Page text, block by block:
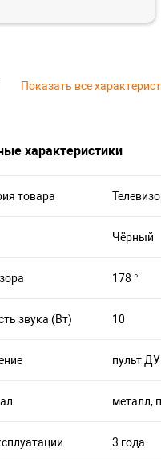
Показать все
характеристики
товара
Чёрный
178 °
звука (Вт) 10
пульт ДУ
металл,
3 года